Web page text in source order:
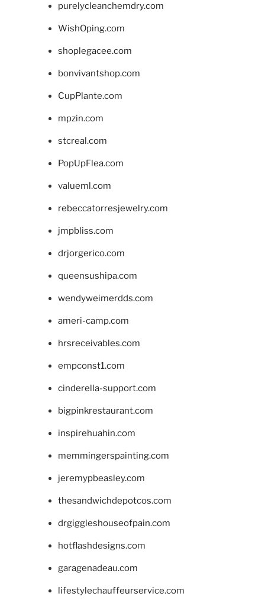
purelycleanchemdry.com
WishOping.com
shoplegacee.com
bonvivantshop.com
CupPlante.com
mpzin.com
stcreal.com
PopUpFlea.com
valueml.com
rebeccatorresjewelry.com
jmpbliss.com
drjorgerico.com
queensushipa.com
wendyweimerdds.com
ameri-camp.com
hrsreceivables.com
empconst1.com
cinderella-support.com
bigpinkrestaurant.com
inspirehuahin.com
memmingerspainting.com
jeremypbeasley.com
thesandwichdepotcos.com
drgiggleshouseofpain.com
hotflashdesigns.com
garagenadeau.com
lifestylechauffeurservice.com